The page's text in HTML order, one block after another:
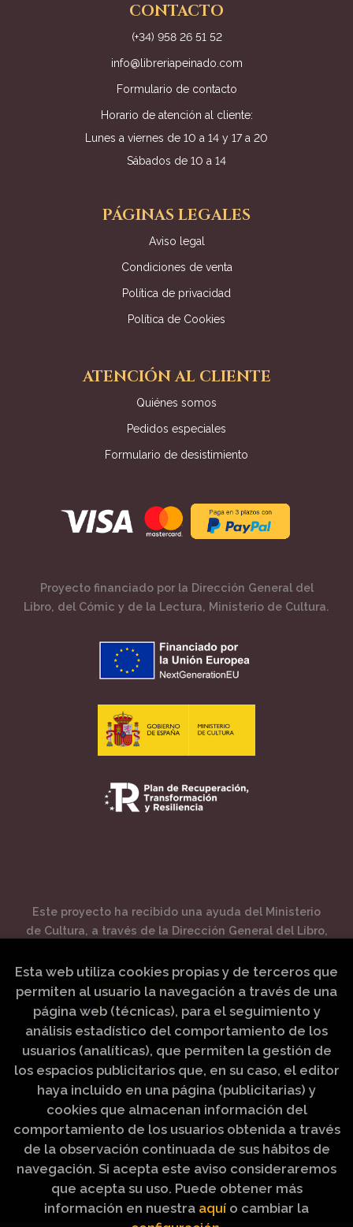
CONTACTO
(+34) 958 26 51 52
info@libreriapeinado.com
Formulario de contacto
Horario de atención al cliente:
Lunes a viernes de 10 a 14 y 17 a 20
Sábados de 10 a 14
PÁGINAS LEGALES
Aviso legal
Condiciones de venta
Política de privacidad
Política de Cookies
ATENCIÓN AL CLIENTE
Quiénes somos
Pedidos especiales
Formulario de desistimiento
Proyecto financiado por la Dirección General del
Libro, del Cómic y de la Lectura, Ministerio de Cultura.
Este proyecto ha recibido una ayuda del Ministerio
de Cultura, a través de la Dirección General del Libro,
Esta web utiliza cookies propias y de terceros que
permiten al usuario la navegación a través de una
página web (técnicas), para el seguimiento y
análisis estadístico del comportamiento de los
usuarios (analíticas), que permiten la gestión de
los espacios publicitarios que, en su caso, el editor
haya incluido en una página (publicitarias) y
cookies que almacenan información del
comportamiento de los usuarios obtenida a través
de la observación continuada de sus hábitos de
navegación. Si acepta este aviso consideraremos
que acepta su uso. Puede obtener más
información en nuestra aquí o cambiar la